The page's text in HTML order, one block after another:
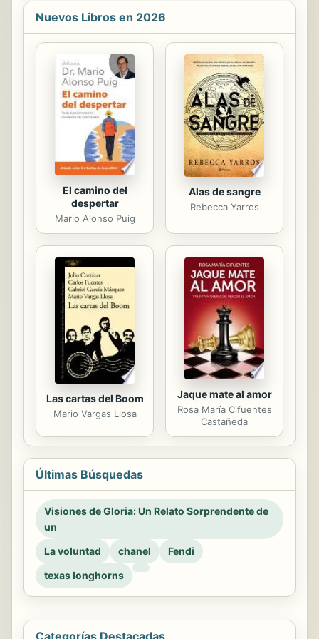
velozmente. Esta breve introducción
actualiza la discusión sobre derechos
humanos, considerando las
controversias actuales que rodean al
movimiento. Al abordar la tortura y la
detención arbitraria en el contexto
de la lucha contra el terrorismo,
Andrew Clapham considera también
nuevos desafíos a los derechos...
Nuevos Libros en 2026
El camino del
despertar
Mario Alonso Puig
Alas de sangre
Rebecca Yarros
Las cartas del Boom
Mario Vargas Llosa
Jaque mate al amor
Rosa María Cifuentes
Castañeda
Últimas Búsquedas
Visiones de Gloria: Un Relato Sorprendente de
un
La voluntad
chanel
Fendi
texas longhorns